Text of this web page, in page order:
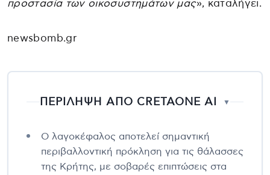
προστασία των οικοσυστημάτων μας», καταλήγει.
newsbomb.gr
ΠΕΡΙΛΗΨΗ ΑΠΟ CRETAONE AI ▼
Ο λαγοκέφαλος αποτελεί σημαντική
περιβαλλοντική πρόκληση για τις θάλασσες
της Κρήτης, με σοβαρές επιπτώσεις στα